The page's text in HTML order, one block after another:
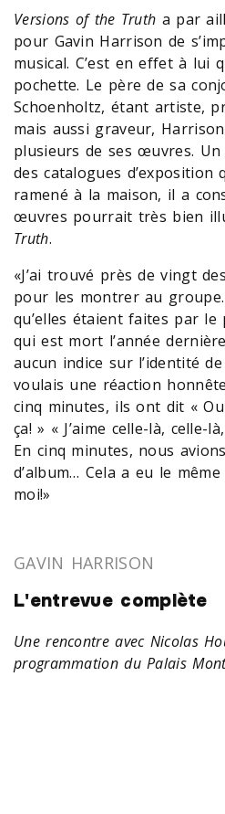
Versions of the Truth a par
pour Gavin Harrison de
musical. C’est en effet à lui
pochette. Le père de sa
Schoenholtz, étant artiste,
mais aussi graveur,
plusieurs de ses œuvres.
des catalogues d’exposition
ramené à la maison, il a
œuvres pourrait très bien
Truth.
«J’ai trouvé près de vingt
pour les montrer au
qu’elles étaient faites par
qui est mort l’année
aucun indice sur l’identité
voulais une réaction
cinq minutes, ils ont dit «
ça! » « J’aime celle-là, celle-
En cinq minutes, nous
d’album… Cela a eu le
moi!»
GAVIN HARRISON
L'entrevue complète
Une rencontre avec Nicolas
programmation du Palais